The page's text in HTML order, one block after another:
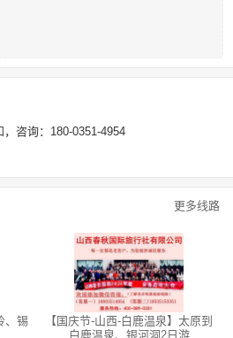
咨询：180-0351-4954
更多线路
、锡
【国庆节-山西-白鹿温泉】太原到
白鹿温泉、银河洞2日游